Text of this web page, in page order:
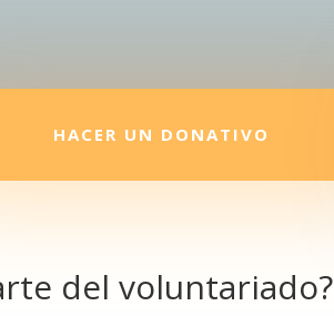
HACER UN DONATIVO
del voluntariado?